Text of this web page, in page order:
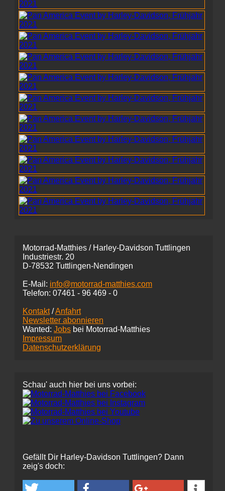
Motorrad-Matthies / Harley-Davidson Tuttlingen
Industriestr. 20
D-78532 Tuttlingen-Nendingen
E-Mail: info@motorrad-matthies.com
Telefon: 07461 - 96 469 - 0
Kontakt/Anfahrt
Newsletter abonnieren
Wanted: Jobs bei Motorrad-Matthies
Impressum
Datenschutzerklärung
Schau' auch hier bei uns vorbei:
Gefällt Dir Harley-Davidson Tuttlingen? Dann
zeig's doch: